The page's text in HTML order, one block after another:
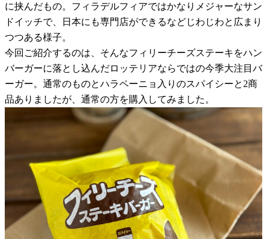
に挟んだもの。フィラデルフィアではかなりメジャーなサン
ドイッチで、日本にも専門店ができるなどじわじわと広まり
つつある様子。
今回ご紹介するのは、そんなフィリーチーズステーキをハン
バーガーに落とし込んだロッテリアならではの今季大注目バ
ーガー。通常のものとハラペーニョ入りのスパイシーと2商
品ありましたが、通常の方を購入してみました。